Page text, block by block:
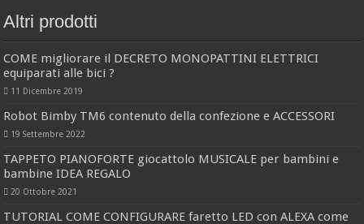
Altri prodotti
COME migliorare il DECRETO MONOPATTINI ELETTRICI
equiparati alle bici ?
11 Dicembre 2019
Robot Bimby TM6 contenuto della confezione e ACCESSORI
19 Settembre 2022
TAPPETO PIANOFORTE giocattolo MUSICALE per bambini e
bambine IDEA REGALO
20 Ottobre 2021
TUTORIAL COME CONFIGURARE faretto LED con ALEXA come